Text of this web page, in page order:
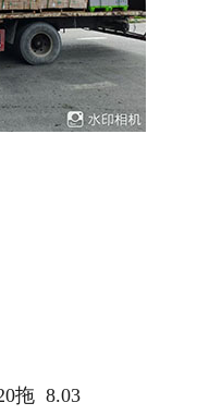
在线礼佛
在线许愿
拖 8.03